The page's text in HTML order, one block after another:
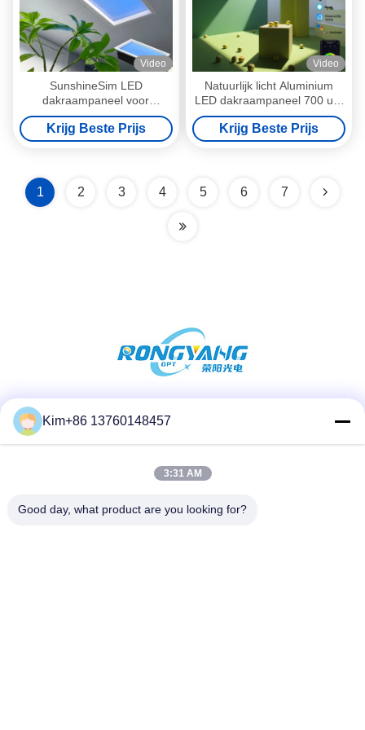
Video
SunshineSim LED
dakraampaneel voor
verbeterde verlichting,
stemmingsverbetering en
natuurlijke zonlichtsimulatie
Krijg Beste Prijs
Video
Natuurlijk licht Aluminium
LED dakraampaneel 700 uur
Levensduur 2100K-7500K
Licht Kleurtemperatuur 12kg
Krijg Beste Prijs
1 2 3 4 5 6 7
Sociale media
Kim+86 13760148457
3:31 AM
Good day, what product are you looking for?